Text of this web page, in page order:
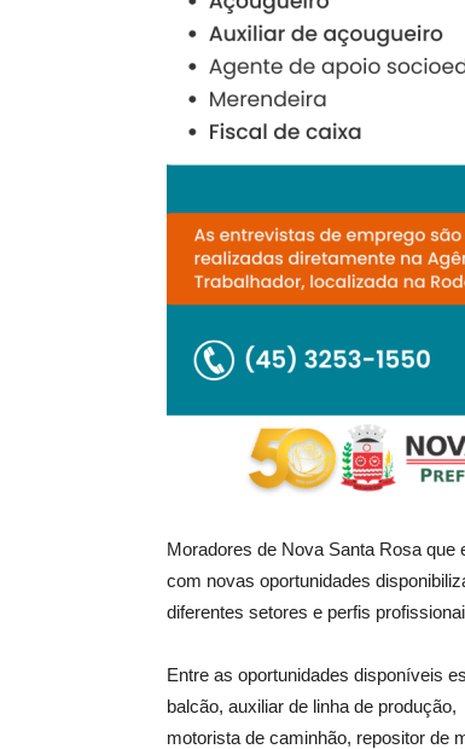
Moradores de Nova Santa Rosa
com novas oportunidades
diferentes setores e perfis
Entre as oportunidades disponíveis
balcão, auxiliar de linha de produção,
motorista de caminhão, repositor de